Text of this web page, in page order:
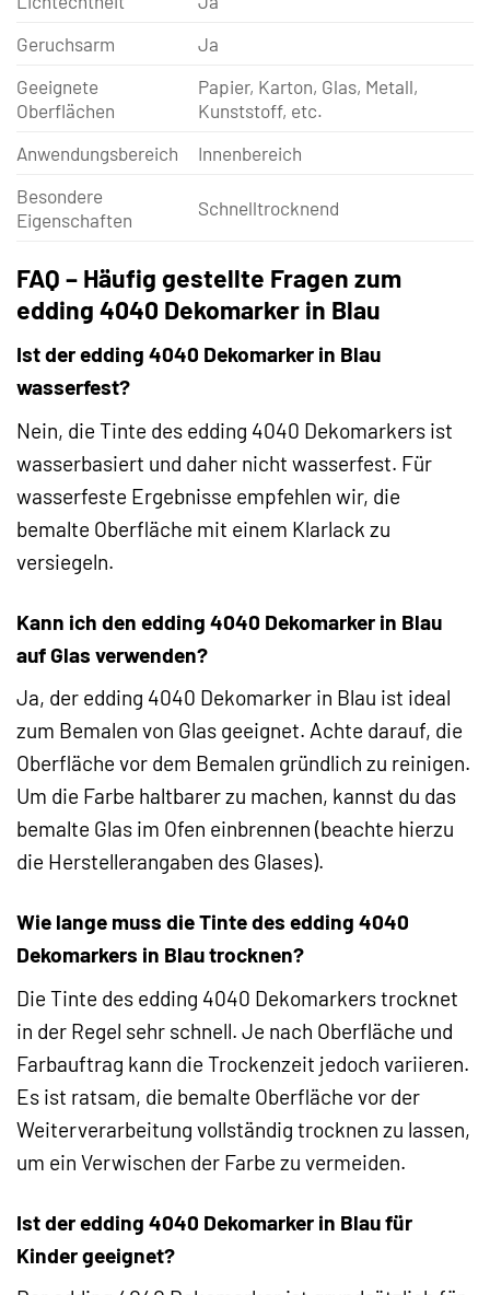
Geruchsarm
Ja
Geeignete
Oberflächen
Papier, Karton, Glas, Metall,
Kunststoff, etc.
Anwendungsbereich
Innenbereich
Besondere
Eigenschaften
Schnelltrocknend
FAQ – Häufig gestellte Fragen zum
edding 4040 Dekomarker in Blau
Ist der edding 4040 Dekomarker in Blau
wasserfest?
Nein, die Tinte des edding 4040 Dekomarkers ist
wasserbasiert und daher nicht wasserfest. Für
wasserfeste Ergebnisse empfehlen wir, die
bemalte Oberfläche mit einem Klarlack zu
versiegeln.
Kann ich den edding 4040 Dekomarker in Blau
auf Glas verwenden?
Ja, der edding 4040 Dekomarker in Blau ist ideal
zum Bemalen von Glas geeignet. Achte darauf, die
Oberfläche vor dem Bemalen gründlich zu reinigen.
Um die Farbe haltbarer zu machen, kannst du das
bemalte Glas im Ofen einbrennen (beachte hierzu
die Herstellerangaben des Glases).
Wie lange muss die Tinte des edding 4040
Dekomarkers in Blau trocknen?
Die Tinte des edding 4040 Dekomarkers trocknet
in der Regel sehr schnell. Je nach Oberfläche und
Farbauftrag kann die Trockenzeit jedoch variieren.
Es ist ratsam, die bemalte Oberfläche vor der
Weiterverarbeitung vollständig trocknen zu lassen,
um ein Verwischen der Farbe zu vermeiden.
Ist der edding 4040 Dekomarker in Blau für
Kinder geeignet?